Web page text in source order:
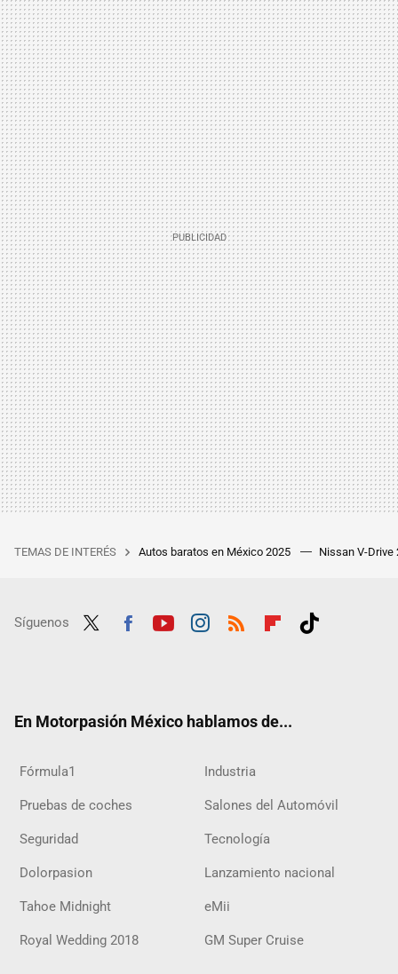
TEMAS DE INTERÉS Autos baratos en México 2025 Nissan V-Drive
Síguenos
En Motorpasión México hablamos de...
Fórmula1 Industria
Pruebas de coches Salones del Automóvil
Seguridad Tecnología
Dolorpasion Lanzamiento nacional
Tahoe Midnight eMii
Royal Wedding 2018 GM Super Cruise